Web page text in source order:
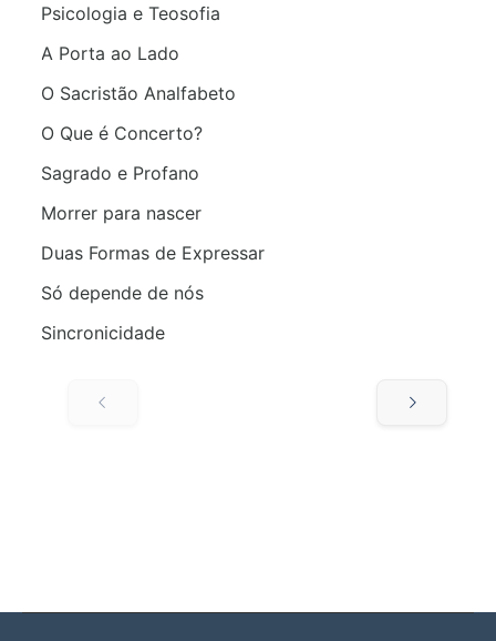
Psicologia e Teosofia
A Porta ao Lado
O Sacristão Analfabeto
O Que é Concerto?
Sagrado e Profano
Morrer para nascer
Duas Formas de Expressar
Só depende de nós
Sincronicidade